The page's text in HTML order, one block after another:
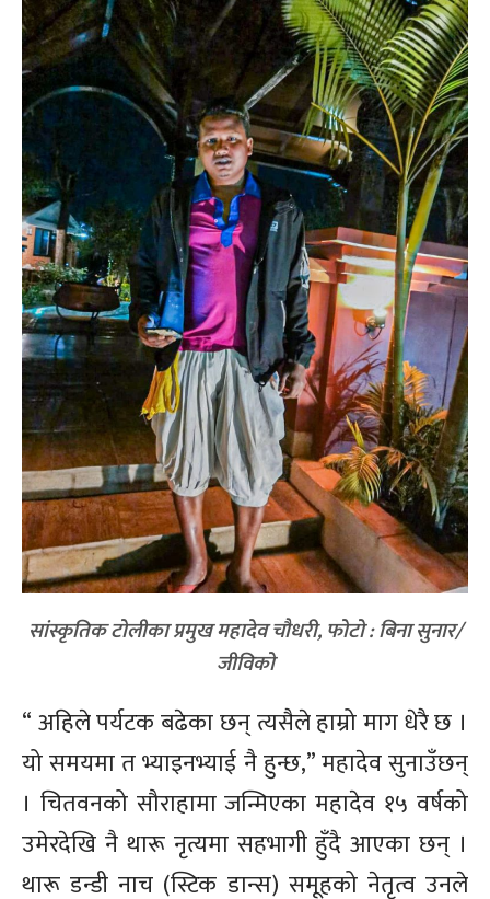
सांस्कृतिक टोलीका प्रमुख महादेव चौधरी, फोटो : बिना सुनार/
जीविको
“ अहिले पर्यटक बढेका छन् त्यसैले हाम्रो माग धेरै छ ।
यो समयमा त भ्याइनभ्याई नै हुन्छ,” महादेव सुनाउँछन्
। चितवनको सौराहामा जन्मिएका महादेव १५ वर्षको
उमेरदेखि नै थारू नृत्यमा सहभागी हुँदै आएका छन् ।
थारू डन्डी नाच (स्टिक डान्स) समूहको नेतृत्व उनले